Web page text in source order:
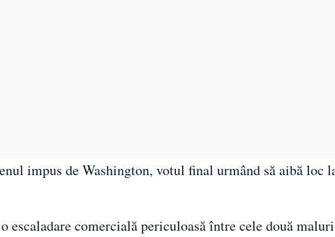
impus de Washington, votul final urmând să aibă
escaladare comercială periculoasă între cele două